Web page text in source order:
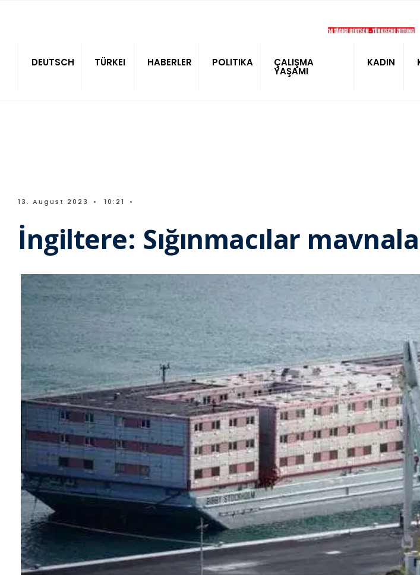
DEUTSCH TÜRKEI HABERLER POLITIKA ÇALIŞMA
YAŞAMI
KADIN
13. August 2023 • 10:21 •
İngiltere: Sığınmacılar